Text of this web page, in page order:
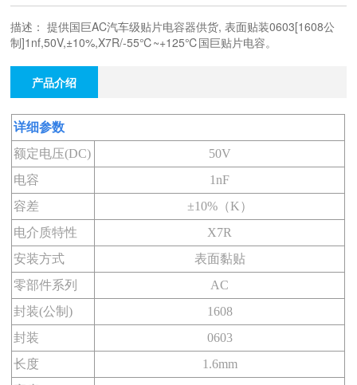
描述： 提供国巨AC汽车级贴片电容器供货, 表面贴装0603[1608公
制]1nf,50V,±10%,X7R/-55℃~+125℃国巨贴片电容。
产品介绍
详细参数
额定电压(DC)
50V
电容
1nF
容差
±10%（K）
电介质特性
X7R
安装方式
表面黏贴
零部件系列
AC
封装(公制)
1608
封装
0603
长度
1.6mm